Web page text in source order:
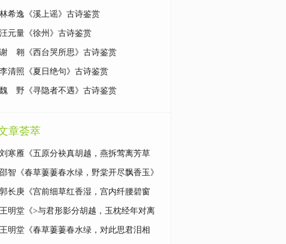
林希逸《溪上谣》古诗鉴赏
汪元量《徐州》古诗鉴赏
谢 翱《西台哭所思》古诗鉴赏
李清照《夏日绝句》古诗鉴赏
魏 野《寻隐者不遇》古诗鉴赏
章荟萃
刘寒雁《五原分袂真胡越，燕拆莺离芳草
歇》原文|鉴赏
邵智《春草萋萋春水绿，野棠开尽飘香玉》
原文|鉴赏
郭长庚《宫前细草红香湿，宫内纤腰碧窗
泣》原文|鉴赏
王明堂《>与君形影分胡越，玉枕经年对离
别》原文|鉴赏
王明堂《春草萋萋春水绿，对此思君泪相